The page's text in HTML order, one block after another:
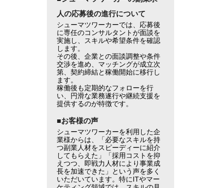
人の応募後の進行について
シューマツワーカーでは、応募後
に専任のコンサルタントが面談を
実施し、スキルや希望条件を確認
します。
その後、企業との面談調整や条件
交渉を進め、マッチングが成立次
第、契約締結と稼働開始に移行し
ます。
稼働後も定期的なフォローを行
い、円滑な業務遂行や継続支援を
提供するのが特徴です。
■お客様の声
シューマツワーカーを利用した企
業様からは、「必要なスキルを持
つ副業人材をスピーディーに紹介
してもらえた」「採用コストを抑
えつつ、即戦力人材により事業成
長を加速できた」という声を多く
いただいています。特にITやマー